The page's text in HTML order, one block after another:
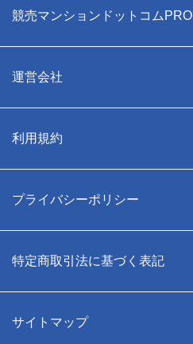
競売マンションドットコムPRO
運営会社
利用規約
プライバシーポリシー
特定商取引法に基づく表記
サイトマップ